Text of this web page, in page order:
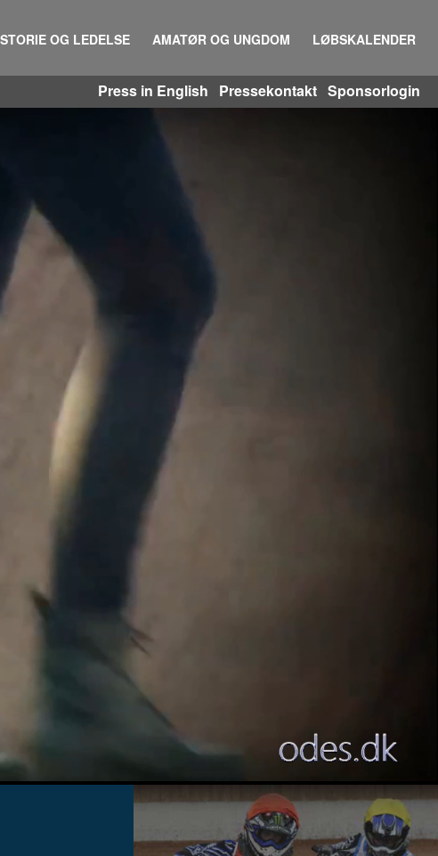
OG LEDELSE AMATØR OG UNGDOM LØBSKALENDER
Sponsorlogin
Pressekontakt
Press in English